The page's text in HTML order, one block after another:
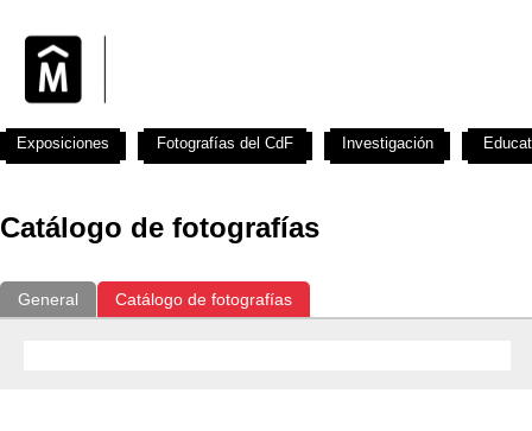
Catálogo de fotografías
General Catálogo de fotografías
Exposiciones Fotografías del CdF Investigación